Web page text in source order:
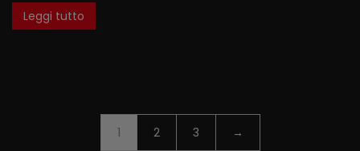
Leggi tutto
1 2 3 →